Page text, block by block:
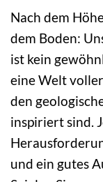
Nach dem
dem Boden:
ist kein
eine Welt
den
inspiriert sind.
und ein gutes